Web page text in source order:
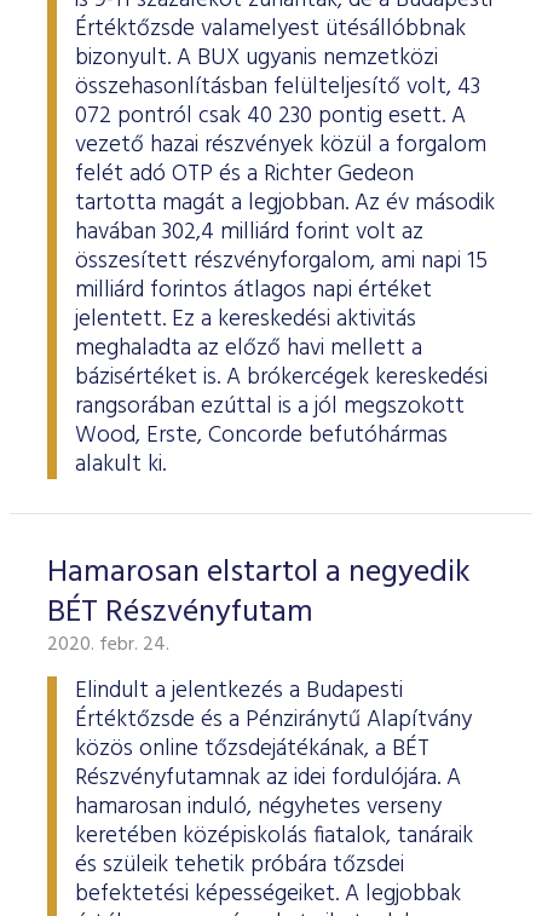
Értéktőzsde valamelyest ütésállóbbnak
bizonyult. A BUX ugyanis nemzetközi
összehasonlításban felülteljesítő volt, 43
072 pontról csak 40 230 pontig esett. A
vezető hazai részvények közül a forgalom
felét adó OTP és a Richter Gedeon
tartotta magát a legjobban. Az év második
havában 302,4 milliárd forint volt az
összesített részvényforgalom, ami napi 15
milliárd forintos átlagos napi értéket
jelentett. Ez a kereskedési aktivitás
meghaladta az előző havi mellett a
bázisértéket is. A brókercégek kereskedési
rangsorában ezúttal is a jól megszokott
Wood, Erste, Concorde befutóhármas
alakult ki.
Hamarosan elstartol a negyedik
BÉT Részvényfutam
2020. febr. 24.
Elindult a jelentkezés a Budapesti
Értéktőzsde és a Pénziránytű Alapítvány
közös online tőzsdejátékának, a BÉT
Részvényfutamnak az idei fordulójára. A
hamarosan induló, négyhetes verseny
keretében középiskolás fiatalok, tanáraik
és szüleik tehetik próbára tőzsdei
befektetési képességeiket. A legjobbak